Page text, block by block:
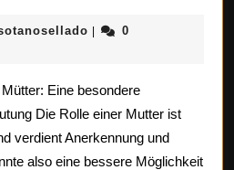
elsotanosellado
|
0
Eine besondere
Die Rolle einer Mutter ist
verdient Anerkennung und
also eine bessere Möglichkeit